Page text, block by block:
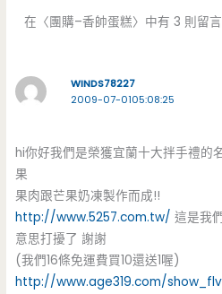
在〈團購–香帥蛋糕〉中有 3 則留言
WINDS78227
2009-07-0105:08:25
hi你好我們是榮獲宜蘭十大拌手禮的
果
果肉跟芒果奶凍製作而成!!
http://www.5257.com.tw/ 這是我
意思打擾了 謝謝
(我們16條免運費買10還送1喔)
http://www.age319.com/